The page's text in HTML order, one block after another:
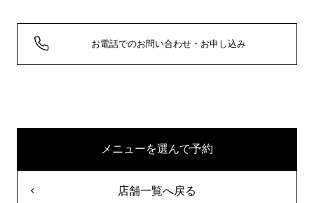
お電話でのお問い合わせ・お申し込み
メニューを選んで予約
店舗一覧へ戻る